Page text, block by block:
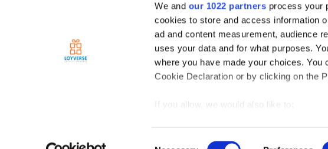
We and our 1022 partners process your
cookies to store and access information
ad and content measurement, audience
uses your data and for what purposes.
where you have made your choices.
Cookie Declaration or by clicking on the
If you allow, we would also like to:
API documentation